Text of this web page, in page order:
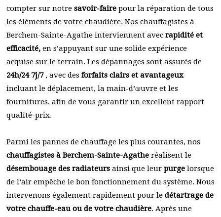
compter sur notre savoir-faire pour la réparation de tous
les éléments de votre chaudière. Nos chauffagistes à
Berchem-Sainte-Agathe interviennent avec rapidité et
efficacité, en s’appuyant sur une solide expérience
acquise sur le terrain. Les dépannages sont assurés de
24h/24 7j/7, avec des forfaits clairs et avantageux
incluant le déplacement, la main-d’œuvre et les
fournitures, afin de vous garantir un excellent rapport
qualité-prix.
Parmi les pannes de chauffage les plus courantes, nos
chauffagistes à Berchem-Sainte-Agathe réalisent le
désembouage des radiateurs ainsi que leur purge lorsque
de l’air empêche le bon fonctionnement du système. Nous
intervenons également rapidement pour le détartrage de
votre chauffe-eau ou de votre chaudière. Après une